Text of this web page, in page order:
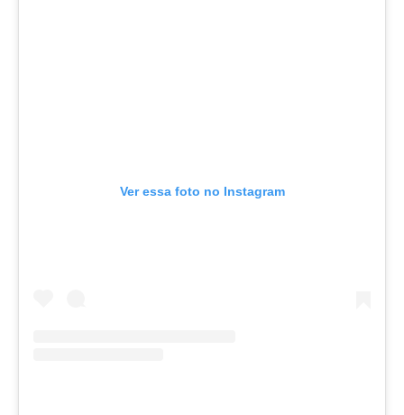
Ver essa foto no Instagram